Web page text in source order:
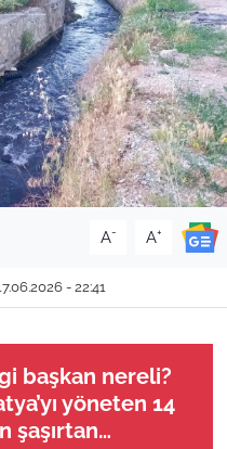
A- A+
- 22:41
başkan nereli?
yöneten 14
şaşırtan